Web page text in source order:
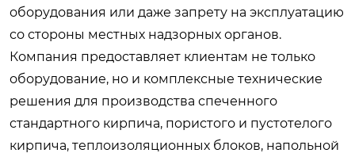
оборудования или даже запрету на эксплуатацию
со стороны местных надзорных органов.
Компания предоставляет клиентам не только
оборудование, но и комплексные технические
решения для производства спеченного
стандартного кирпича, пористого и пустотелого
кирпича, теплоизоляционных блоков, напольной